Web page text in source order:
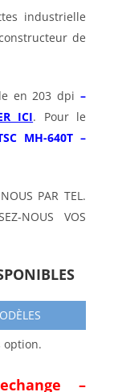
industrielle
de
en 203 dpi –
ICI. Pour le
MH-640T –
PAR TEL.
NOUS VOS
option.
–